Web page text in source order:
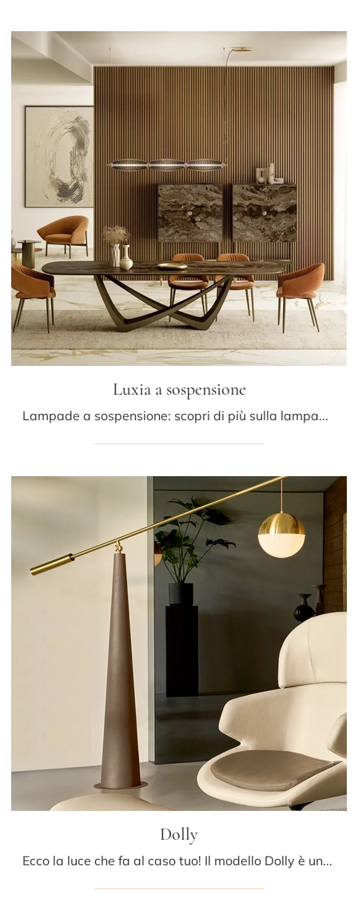
Luxia a sospensione
Lampade a sospensione: scopri di più sulla lampada Luxia a sospensione in vetro che ti presentiamo.
Dolly
Ecco la luce che fa al caso tuo! Il modello Dolly è una tra le nostre lampade da terra di Riflessi.